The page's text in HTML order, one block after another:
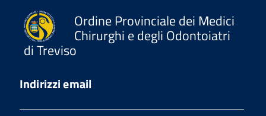
Ordine Provinciale dei Medici
Chirurghi e degli Odontoiatri
di Treviso
Indirizzi email